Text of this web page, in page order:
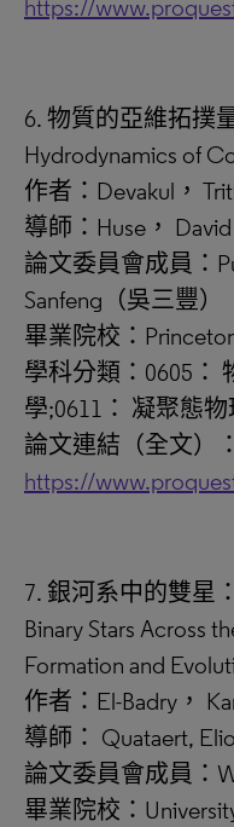
https://
6. 物質的亞維拓撲
Hydrodynamics of
作者：Devakul，
導師：Huse， David
論文委員會成員：
Sanfeng（吳三豐）
畢業院校：
學科分類：0605：
學;0611： 凝聚態
論文連結（全文）：
https://
7. 銀河系中的雙星
Binary Stars Across
Formation and
作者：El-Badry，
導師： Quataert,
論文委員會成員：
畢業院校：